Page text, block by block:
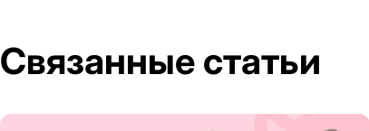
Связанные статьи